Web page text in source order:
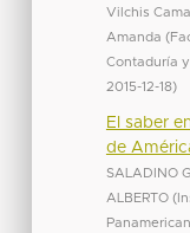
Vilchis
Amanda (
Contaduría
2015-12-18)
El saber
de
SALADINO
ALBERTO (